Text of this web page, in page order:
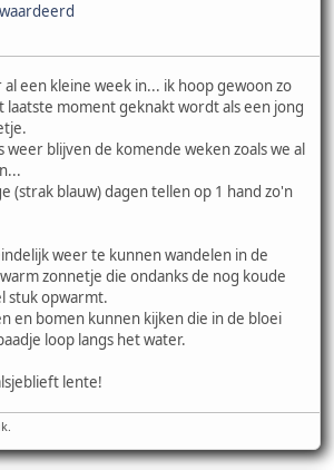
al een kleine week in... ik hoop gewoon zo
laatste moment geknakt wordt als een jong
weer blijven de komende weken zoals we al
(strak blauw) dagen tellen op 1 hand zo'n
weer te kunnen wandelen in de
zonnetje die ondanks de nog koude
stuk opwarmt.
en bomen kunnen kijken die in de bloei
loop langs het water.
lente!